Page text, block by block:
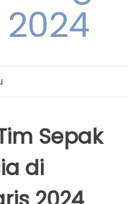
Sepak
di